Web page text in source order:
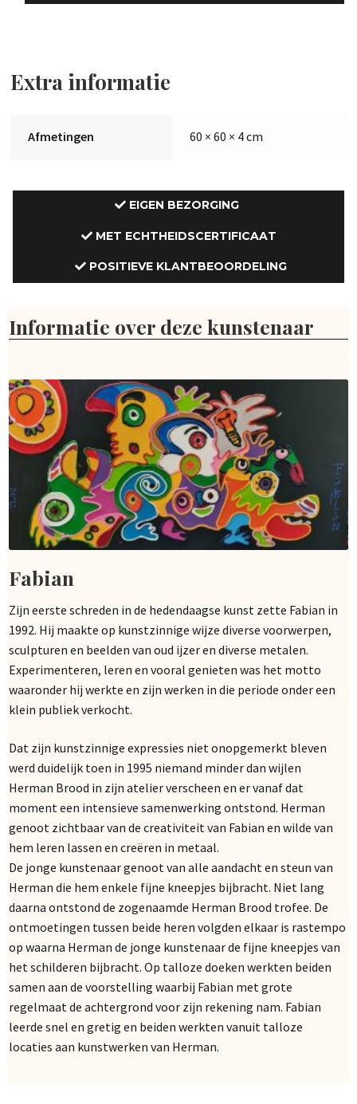
Extra informatie
Afmetingen 60 × 60 × 4 cm
EIGEN BEZORGING
MET ECHTHEIDSCERTIFICAAT
POSITIEVE KLANTBEOORDELING
Informatie over deze kunstenaar
Fabian
Zijn eerste schreden in de hedendaagse kunst zette Fabian in
1992. Hij maakte op kunstzinnige wijze diverse voorwerpen,
sculpturen en beelden van oud ijzer en diverse metalen.
Experimenteren, leren en vooral genieten was het motto
waaronder hij werkte en zijn werken in die periode onder een
klein publiek verkocht.
Dat zijn kunstzinnige expressies niet onopgemerkt bleven
werd duidelijk toen in 1995 niemand minder dan wijlen
Herman Brood in zijn atelier verscheen en er vanaf dat
moment een intensieve samenwerking ontstond. Herman
genoot zichtbaar van de creativiteit van Fabian en wilde van
hem leren lassen en creëren in metaal.
De jonge kunstenaar genoot van alle aandacht en steun van
Herman die hem enkele fijne kneepjes bijbracht. Niet lang
daarna ontstond de zogenaamde Herman Brood trofee. De
ontmoetingen tussen beide heren volgden elkaar is rastempo
op waarna Herman de jonge kunstenaar de fijne kneepjes van
het schilderen bijbracht. Op talloze doeken werkten beiden
samen aan de voorstelling waarbij Fabian met grote
regelmaat de achtergrond voor zijn rekening nam. Fabian
leerde snel en gretig en beiden werkten vanuit talloze
locaties aan kunstwerken van Herman.